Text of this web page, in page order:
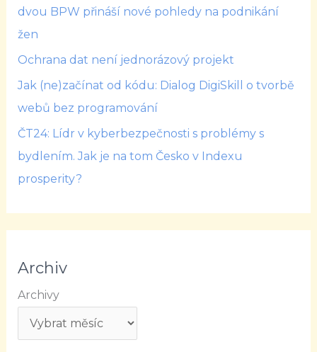
dvou BPW přináší nové pohledy na podnikání
žen
Ochrana dat není jednorázový projekt
Jak (ne)začínat od kódu: Dialog DigiSkill o tvorbě
webů bez programování
ČT24: Lídr v kyberbezpečnosti s problémy s
bydlením. Jak je na tom Česko v Indexu
prosperity?
Archiv
Archivy